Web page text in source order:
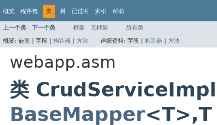
概览 程序包 类 树 已过时 索引 帮助
上一个类 下一个类 框架 无框架
所有类
概要: 嵌套 | 字段 | 构造器 | 方法 详细资料: 字段 | 构造器 | 方法
webapp.asm
类
BaseMapper